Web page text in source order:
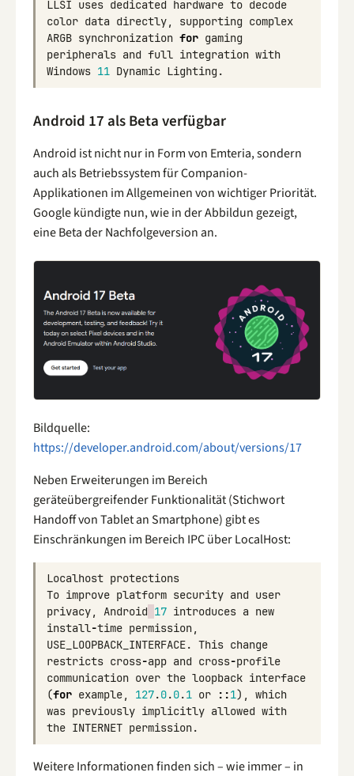
LLSI uses dedicated hardware to decode
color data directly, supporting complex
ARGB synchronization for gaming
peripherals and full integration with
Windows 11 Dynamic Lighting .
Android 17 als Beta verfügbar
Android ist nicht nur in Form von Emteria, sondern
auch als Betriebssystem für Companion-
Applikationen im Allgemeinen von wichtiger Priorität.
Google kündigte nun, wie in der Abbildun gezeigt,
eine Beta der Nachfolgeversion an.
Bildquelle:
https://developer.android.com/about/versions/17
Neben Erweiterungen im Bereich
geräteübergreifender Funktionalität (Stichwort
Handoff von Tablet an Smartphone) gibt es
Einschränkungen im Bereich IPC über LocalHost:
Localhost protections
To improve platform security and user
privacy, Android 17 introduces a new
install-time permission,
USE_LOOPBACK_INTERFACE. This change
restricts cross-app and cross-profile
communication over the loopback interface
(for example, 127.0.0.1 or ::1),
which
was previously implicitly allowed with
the INTERNET permission.
Weitere Informationen finden sich – wie immer – in